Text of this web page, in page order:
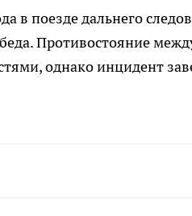
в поезде дальнего
Противостояние
однако инцидент